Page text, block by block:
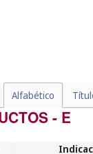
Alfabético
- E